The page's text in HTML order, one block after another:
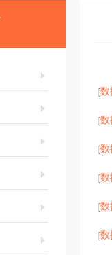
[
[
[
[
[
[